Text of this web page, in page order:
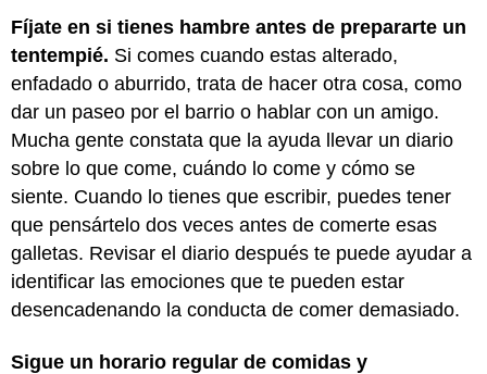
Fíjate en si tienes hambre antes de prepararte un
tentempié. Si comes cuando estas alterado,
enfadado o aburrido, trata de hacer otra cosa, como
dar un paseo por el barrio o hablar con un amigo.
Mucha gente constata que la ayuda llevar un diario
sobre lo que come, cuándo lo come y cómo se
siente. Cuando lo tienes que escribir, puedes tener
que pensártelo dos veces antes de comerte esas
galletas. Revisar el diario después te puede ayudar a
identificar las emociones que te pueden estar
desencadenando la conducta de comer demasiado.
Sigue un horario regular de comidas y